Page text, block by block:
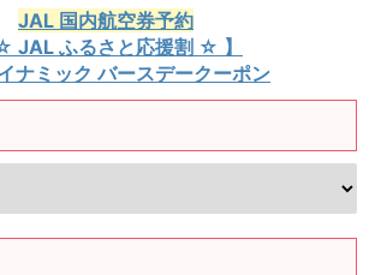
JAL 国内航空券予約
☆ JAL ふるさと応援割 ☆ 】
ナミック バースデークーポン